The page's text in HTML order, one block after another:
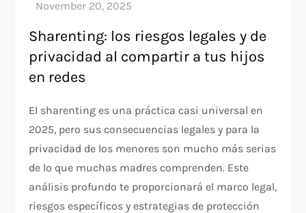
Sharenting: los riesgos legales y de
privacidad al compartir a tus hijos
en redes
El sharenting es una práctica casi universal en
2025, pero sus consecuencias legales y para la
privacidad de los menores son mucho más serias
de lo que muchas madres comprenden. Este
análisis profundo te proporcionará el marco legal,
riesgos específicos y estrategias de protección